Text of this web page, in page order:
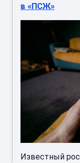
в «ПСЖ»
Известный